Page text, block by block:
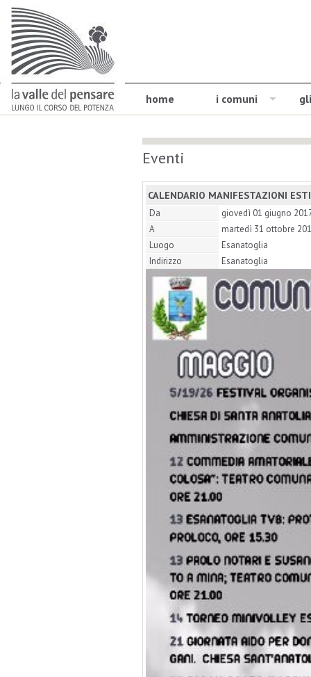
home i comuni
Eventi
CALENDARIO MANIFESTAZIONI
Da
giovedì 01 giugno
A
martedì 31 ottobre
Luogo
Esanatoglia
Indirizzo
Esanatoglia